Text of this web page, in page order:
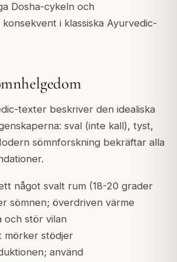
Dosha-cykeln och
i klassiska Ayurvedic-
texter beskriver den idealiska
sval (inte kall), tyst,
sömnforskning bekräftar alla
något svalt rum (18-20 grader
sömnen; överdriven värme
och stör vilan
mörker stödjer
använd